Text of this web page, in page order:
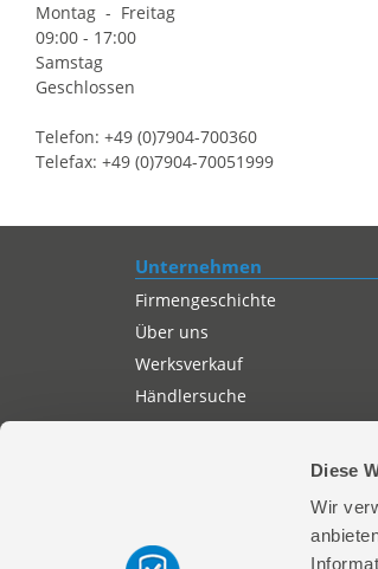
Diese
Wir
Montag - Freitag
09:00 - 17:00
Samstag
Geschlossen
Telefon: +49 (0)7904-700360
Telefax: +49 (0)7904-70051999
Unternehmen
Firmengeschichte
Über uns
Werksverkauf
Händlersuche
Servicepartner-International
Autorisierter Internetpartner